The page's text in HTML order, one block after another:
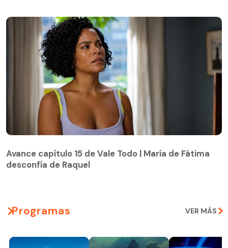
desconfía de Raquel
Avance capítulo 15 de Vale Todo | María de Fátima
desconfía de Raquel
Programas VER MÁS